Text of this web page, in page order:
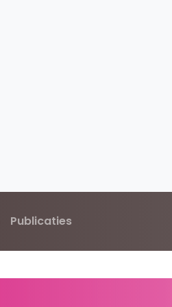
Publicaties